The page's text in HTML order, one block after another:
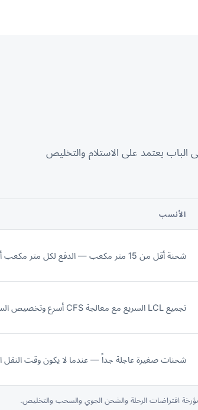
يعتمد على الاستلام والتخليص
الأنسب
شحنة أقل من 15 متر مكعب — الدفع لكل متر مكعب أو طن؛ خدمة CFS-to-CFS
تجميع LCL السريع مع معالجة CFS أسرع وتخصيص السفن ذي الأولويات
شحنات صغيرة عاجلة جداً — عندما لا يكون وقت النقل
افتراضات الرحلة والشحن الجوي والسحب والتخليص.